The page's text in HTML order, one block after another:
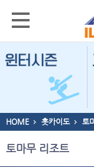
HOME 홋카이도 토
토마무 리조트